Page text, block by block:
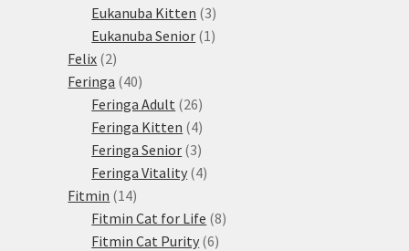
Eukanuba Kitten 33
produkty
Eukanuba Senior 1 1
Felix 22
produkty
Feringa 4040
produktů
Feringa Adult 2626
produktů
Feringa Kitten 44
produkty
Feringa Senior 33
produkty
Feringa Vitality 44
Fitmin 1414
produktů
Fitmin Cat for Life 88
Fitmin Cat Purity 66